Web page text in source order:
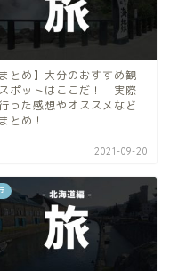
まとめ】大分のおすすめ観
ポットはここだ！ 実際
った感想やオススメなど
とめ！
2021-09-20